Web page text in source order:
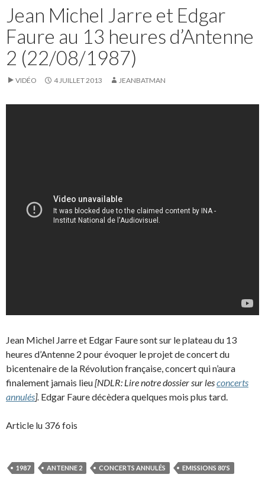
Jean Michel Jarre et Edgar
Faure au 13 heures d’Antenne
2 (22/08/1987)
VIDÉO 4 JUILLET 2013 JEANBATMAN
Jean Michel Jarre et Edgar Faure sont sur le plateau du 13
heures d’Antenne 2 pour évoquer le projet de concert du
bicentenaire de la Révolution française, concert qui n’aura
finalement jamais lieu[NDLR: Lire notre dossier sur lesconcerts
annulés]. Edgar Faure décèdera quelques mois plus tard.
Article lu 376 fois
1987 ANTENNE 2 CONCERTS ANNULÉS EMISSIONS 80'S